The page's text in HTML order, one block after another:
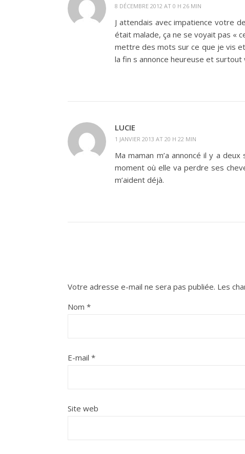
8 DÉCEMBRE 2012 AT 0 H 26 MIN
J attendais avec impatience votre
était malade, ça ne se voyait pas «
mettre des mots sur ce que je vis
la fin s annonce heureuse et surtout
LUCIE
1 JANVIER 2013 AT 20 H 22 MIN
Ma maman m’a annoncé il y a
moment où elle va perdre ses
m’aident déjà.
Votre adresse e-mail ne sera pas publiée. Les
Nom *
E-mail *
Site web